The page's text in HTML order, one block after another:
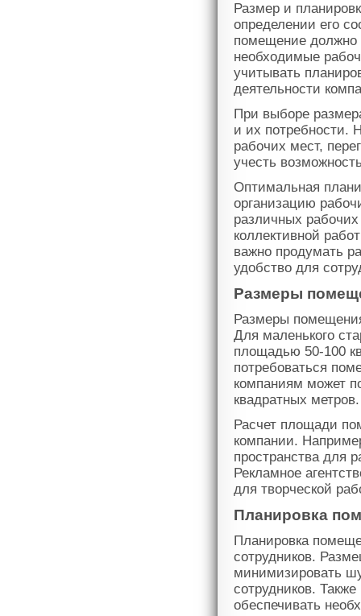
Размер и
определении его
помещение должно
необходимые
учитывать
деятельности
При выборе
и их потребности.
рабочих мест,
учесть
Оптимальная
организацию
различных
коллективной
важно продумать
удобство для
Размеры
Размеры
Для маленького
площадью 50-100
потребоваться
компаниям может
квадратных метров.
Расчет площади
компании.
пространства для
Рекламное
для творческой
Планировка
Планировка
сотрудников.
минимизировать
сотрудников.
обеспечивать